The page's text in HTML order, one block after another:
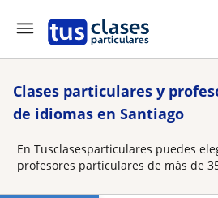
Clases particulares y
de idiomas en Santiago
En Tusclasesparticulares puedes
profesores particulares de más de